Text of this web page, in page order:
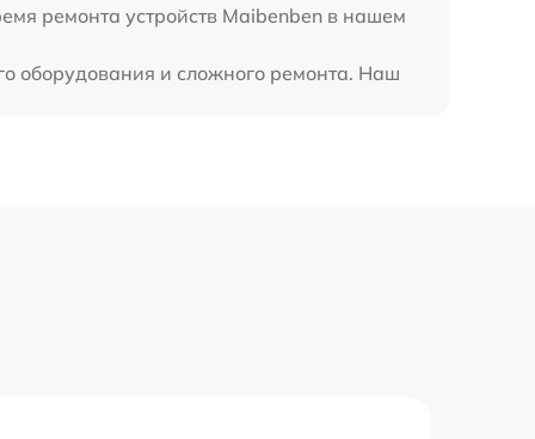
ремонта устройств Maibenben в нашем
оборудования и сложного ремонта. Наш